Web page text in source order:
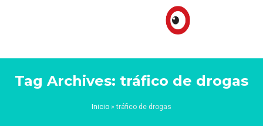
Tag Archives: tráfico de drogas
Inicio »tráfico de drogas